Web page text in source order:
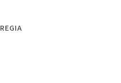
REGIA